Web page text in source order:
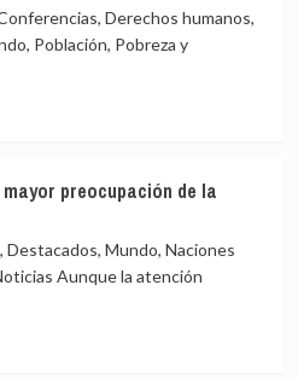
Derechos humanos,
Población, Pobreza y
preocupación de la
Mundo, Naciones
Aunque la atención